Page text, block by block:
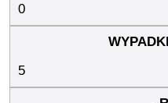
0
5